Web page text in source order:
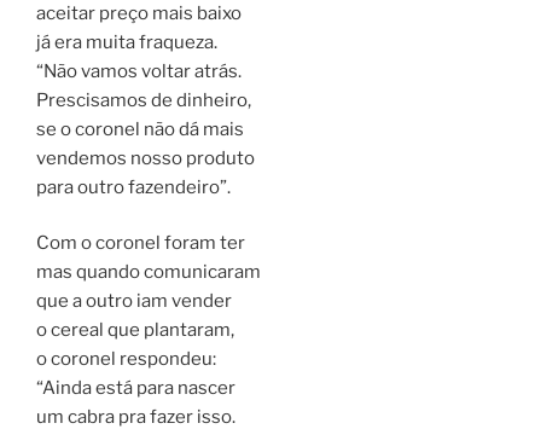
aceitar preço mais baixo
já era muita fraqueza.
“Não vamos voltar atrás.
Prescisamos de dinheiro,
se o coronel não dá mais
vendemos nosso produto
para outro fazendeiro”.
Com o coronel foram ter
mas quando comunicaram
que a outro iam vender
o cereal que plantaram,
o coronel respondeu:
“Ainda está para nascer
um cabra pra fazer isso.